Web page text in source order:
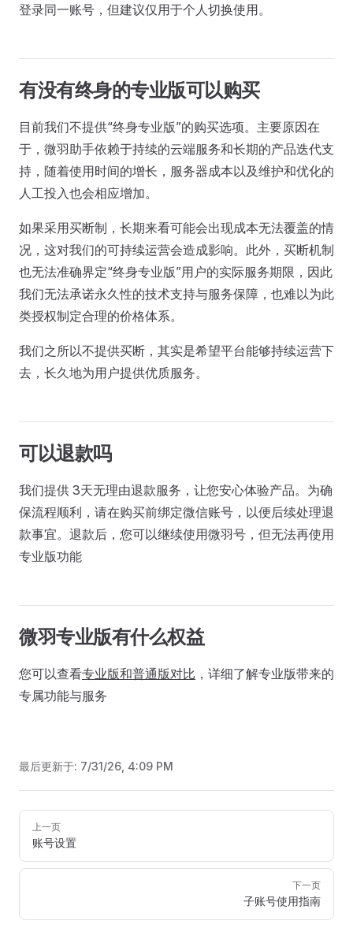
登录同一账号，但建议仅用于个人切换使用。
有没有终身的专业版可以购买
目前我们不提供“终身专业版”的购买选项。主要原因在
于，微羽助手依赖于持续的云端服务和长期的产品迭代支
持，随着使用时间的增长，服务器成本以及维护和优化的
人工投入也会相应增加。
如果采用买断制，长期来看可能会出现成本无法覆盖的情
况，这对我们的可持续运营会造成影响。此外，买断机制
也无法准确界定“终身专业版”用户的实际服务期限，因此
我们无法承诺永久性的技术支持与服务保障，也难以为此
类授权制定合理的价格体系。
我们之所以不提供买断，其实是希望平台能够持续运营下
去，长久地为用户提供优质服务。
可以退款吗
我们提供 3天无理由退款服务，让您安心体验产品。为确
保流程顺利，请在购买前绑定微信账号，以便后续处理退
款事宜。退款后，您可以继续使用微羽号，但无法再使用
专业版功能
微羽专业版有什么权益
您可以查看专业版和普通版对比 ，详细了解专业版带来的
专属功能与服务
最后更新于: 7/31/26, 4:09 PM
Pager上一页
账号设置
下一页
子账号使用指南